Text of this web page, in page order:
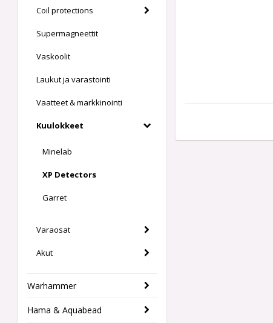
Coil protections
Supermagneettit
Vaskoolit
Laukut ja varastointi
Vaatteet & markkinointi
Kuulokkeet
Minelab
XP Detectors
Garret
Varaosat
Akut
Warhammer
Hama & Aquabead